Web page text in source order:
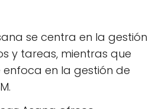
se centra en la gestión
y tareas, mientras que
enfoca en la gestión de